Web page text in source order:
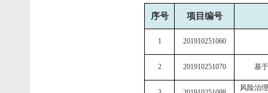
序号 项目编号
1 201910251060
2 201910251070 基
风险治